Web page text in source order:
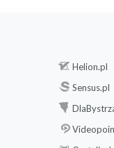
Helion.pl
Sensus.pl